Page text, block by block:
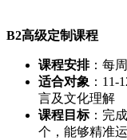
B2高级定制课程
课程安排：每
适合对象 ：
言及文化理解
课程目标：完
个，能够精准